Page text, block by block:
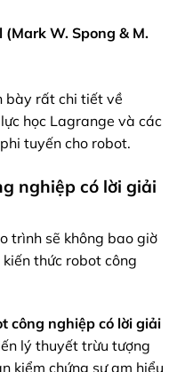
W. Spong & M.
bày rất chi tiết về
học Lagrange và các
tuyến cho robot.
nghiệp có lời giải
trình sẽ không bao giờ
thức robot công
công nghiệp có lời giải
lý thuyết trừu tượng
kiểm chứng sự am hiểu